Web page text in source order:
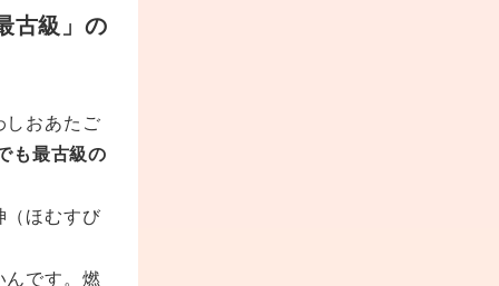
古級」の
しおあたご
も最古級の
（ほむすび
んです。燃